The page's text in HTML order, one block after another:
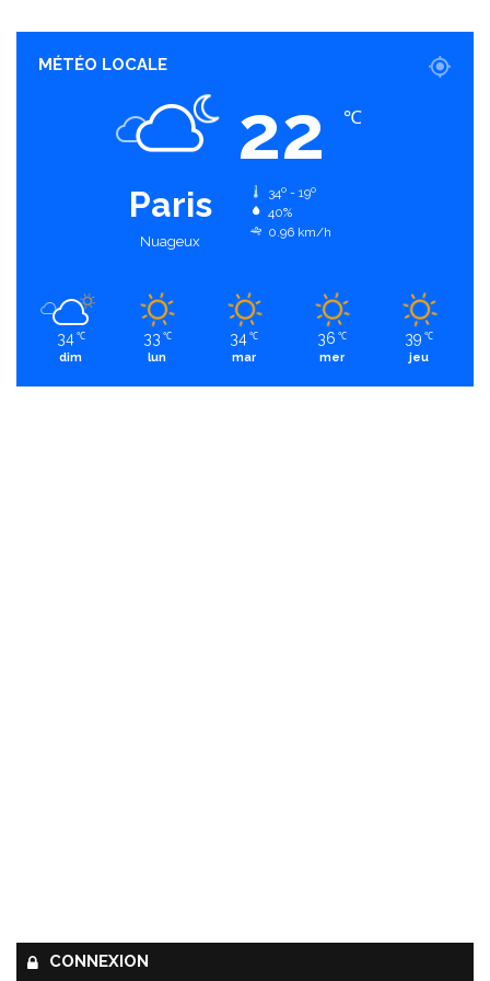
MÉTÉO LOCALE
Paris
Nuageux
22 ℃
34º - 19º
40%
0.96 km/h
34 ℃
dim
33 ℃
lun
34 ℃
mar
36 ℃
mer
39 ℃
jeu
CONNEXION